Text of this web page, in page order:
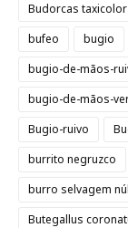
Budorcas
bufeo
bugio
bugio-de-mãos-
bugio-de-mãos-
Bugio-ruivo
burrito negruzco
burro selvagem
Butegallus